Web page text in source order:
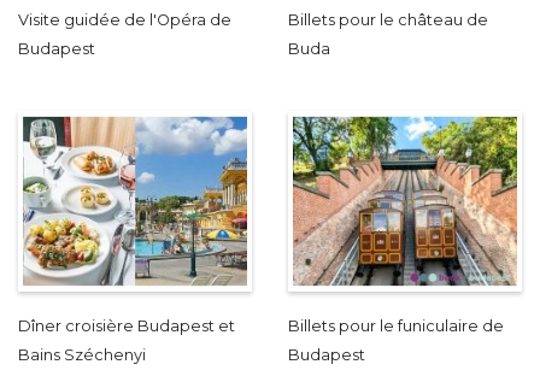
Visite guidée de l'Opéra de
Budapest
Billets pour le château de
Buda
Dîner croisière Budapest et
Bains Széchenyi
Billets pour le funiculaire de
Budapest